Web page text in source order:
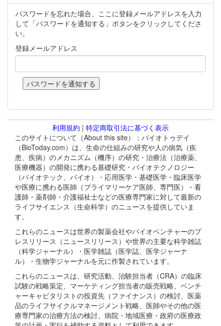
パスワードを忘れた場合、ここに登録メールアドレスを入力
して「パスワードを通知する」ボタンをクリックしてくださ
い。
登録メールアドレス
利用規約 | 特定商取引法に基づく表示
このサイトについて（About this site）：バイオトゥデイ
（BioToday.com）は、生命の仕組みの研究や人の病気（疾
患、疾病）のメカニズム（機序）の研究・治療法（治療薬、
医療機器）の開発に携わる基礎研究・バイオテクノロジー
（バイオテック、バイオ）・応用医学・基礎医学・臨床医学
や医療に携わる医師（プライマリーケア医師、専門医）・看
護師・薬剤師・介護福祉士などの医療専門家に対して最新の
ライフサイエンス（生命科学）のニュースを提供していま
す。
これらのニュースは世界の製薬会社やバイオベンチャーのプ
レスリリース（ニュースリリース）や世界の主要な科学雑誌
（科学ジャーナル）・医学雑誌（医学誌、医学ジャーナ
ル）・生物学ジャーナルを元に作製されています。
これらのニュースは、研究活動、治験担当者（CRA）の臨床
試験の戦略策定、マーケティング担当者の販売戦略、ベンチ
ャーキャピタリストの投資先（ファイナンス）の検討、医薬
品のライフサイクルマネージメント戦略、医師やその他の医
療専門家の治療方法の検討、病院・地域医療・政府の医療政